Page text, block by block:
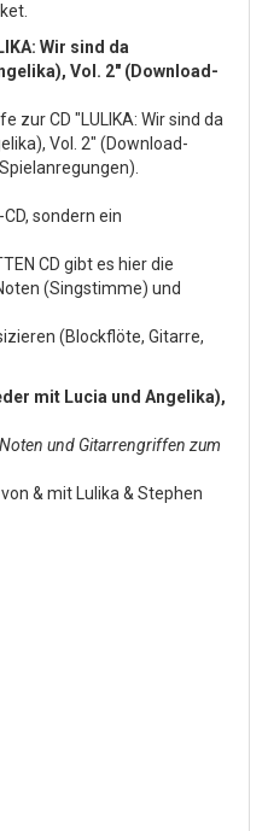
Wir sind da
Vol. 2" (Download-
zur CD "LULIKA: Wir sind da
Vol. 2" (Download-
CD, sondern ein
CD gibt es hier die
(Singstimme) und
(Blockflöte, Gitarre,
mit Lucia und Angelika),
und Gitarrengriffen zum
& mit Lulika & Stephen